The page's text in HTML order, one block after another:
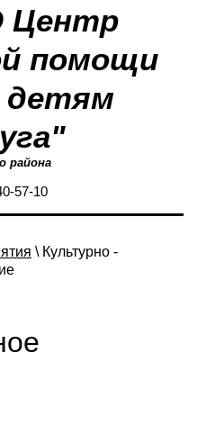
Центр
помощи
детям
района
57-10
\ Культурно -